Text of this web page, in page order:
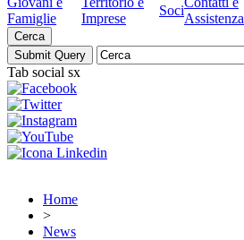
Famiglie
Imprese
Soci
Assistenza
Cerca
Tab social sx
Home
>
News